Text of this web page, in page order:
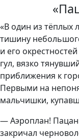
«В один из тёплых
тишину
и его
гул, вязко
приближения к
Первыми на
мальчишки,
— Аэроплан!
закричал